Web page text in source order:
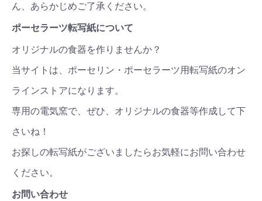
ん、あらかじめご了承ください。
ポーセラーツ転写紙について
オリジナルの食器を作りませんか？
当サイトは、ポーセリン・ポーセラーツ用転写紙のオン
ラインストアになります。
専用の電気窯で、ぜひ、オリジナルの食器等作成して下
さいね！
お探しの転写紙がございましたらお気軽にお問い合わせ
ください。
お問い合わせ